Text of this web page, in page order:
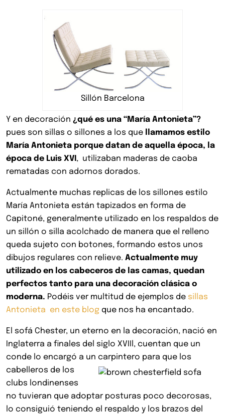
Sillón Barcelona
Y en decoración ¿qué es una “María Antonieta”?
pues son sillas o sillones a los que llamamos estilo
María Antonieta porque datan de aquella época, la
época de Luis XVI , utilizaban maderas de caoba
rematadas con adornos dorados.
Actualmente muchas replicas de los sillones estilo
María Antonieta están tapizados en forma de
Capitoné, generalmente utilizado en los respaldos de
un sillón o silla acolchado de manera que el relleno
queda sujeto con botones, formando estos unos
dibujos regulares con relieve. Actualmente muy
utilizado en los cabeceros de las camas, quedan
perfectos tanto para una decoración clásica o
moderna. Podéis ver multitud de ejemplos de sillas
Antonieta en este blog que nos ha encantado.
El sofá Chester, un eterno en la decoración, nació en
Inglaterra a finales del siglo XVIIl, cuentan que un
conde lo encargó a un carpintero para que los
cabelleros de los
clubs londinenses
no tuvieran que adoptar posturas poco decorosas,
lo consiguió teniendo el respaldo y los brazos del